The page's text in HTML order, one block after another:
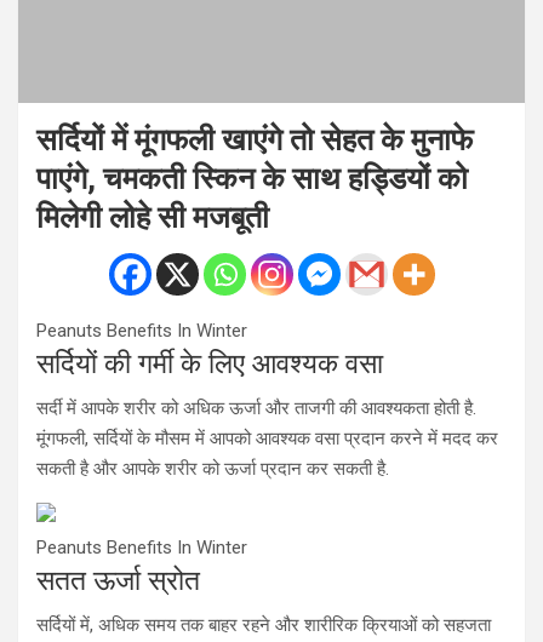
सर्दियों में मूंगफली खाएंगे तो सेहत के मुनाफे
पाएंगे, चमकती स्किन के साथ हड्डियों को
मिलेगी लोहे सी मजबूती
Peanuts Benefits In Winter
सर्दियों की गर्मी के लिए आवश्यक वसा
सर्दी में आपके शरीर को अधिक ऊर्जा और ताजगी की आवश्यकता होती है.
मूंगफली, सर्दियों के मौसम में आपको आवश्यक वसा प्रदान करने में मदद कर
सकती है और आपके शरीर को ऊर्जा प्रदान कर सकती है.
Peanuts Benefits In Winter
सतत ऊर्जा स्रोत
सर्दियों में, अधिक समय तक बाहर रहने और शारीरिक क्रियाओं को सहजता